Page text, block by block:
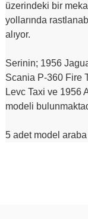
üzerindeki bir
yollarında
alıyor.
Serinin; 1956
Scania P-360 Fire
Levc Taxi ve 1956
modeli
5 adet model